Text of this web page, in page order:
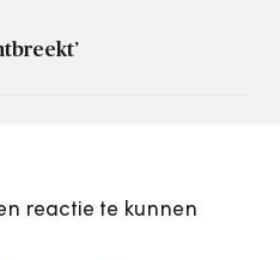
reactie te kunnen